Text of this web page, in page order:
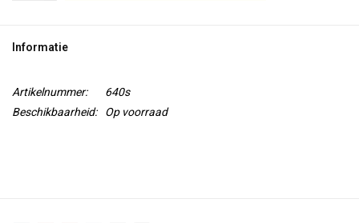
Informatie
Artikelnummer:
640s
Beschikbaarheid:
Op voorraad